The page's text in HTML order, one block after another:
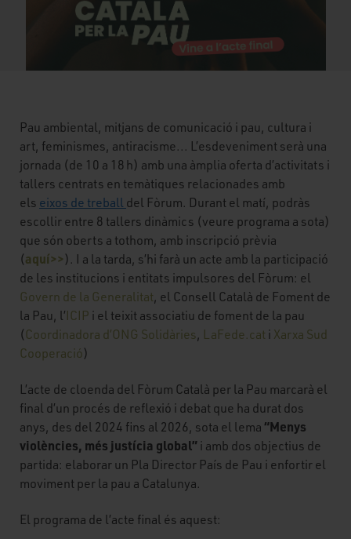
Pau ambiental, mitjans de comunicació i pau, cultura i
art, feminismes, antiracisme... L’esdeveniment serà una
jornada (de 10 a 18 h) amb una àmplia oferta d’activitats i
tallers centrats en temàtiques relacionades amb
els eixos de treball del Fòrum. Durant el matí, podràs
escollir entre 8 tallers dinàmics (veure programa a sota)
que són oberts a tothom, amb inscripció prèvia
(aquí>> ). I a la tarda, s’hi farà un acte amb la participació
de les institucions i entitats impulsores del Fòrum: el
Govern de la Generalitat, el Consell Català de Foment de
la Pau, l’ICIP i el teixit associatiu de foment de la pau
( Coordinadora d’ONG Solidàries, LaFede.cat i Xarxa Sud
Cooperació)
L’acte de cloenda del Fòrum Català per la Pau marcarà el
final d’un procés de reflexió i debat que ha durat dos
anys, des del 2024 fins al 2026, sota el lema “Menys
violències, més justícia global” i amb dos objectius de
partida: elaborar un Pla Director País de Pau i enfortir el
moviment per la pau a Catalunya.
El programa de l’acte final és aquest: